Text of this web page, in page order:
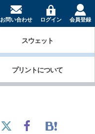
お問い合わせ ログイン 会員登録
スウェット
プリントについて